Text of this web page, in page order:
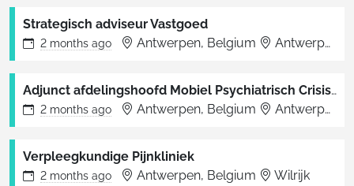
Strategisch adviseur Vastgoed
2 months ago Antwerpen, Belgium Antwerpen
Adjunct afdelingshoofd Mobiel Psychiatrisch Crisisteam Antwerpen (reageer voor 10/08)
2 months ago Antwerpen, Belgium Antwerpen
Verpleegkundige Pijnkliniek
2 months ago Antwerpen, Belgium Wilrijk